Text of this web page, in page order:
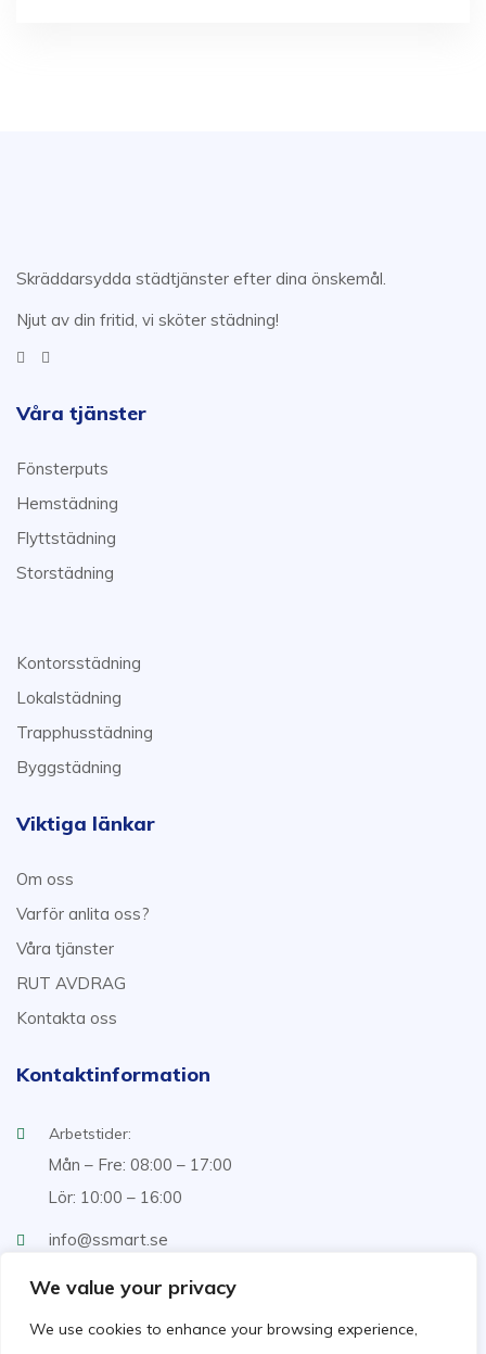
We value your privacy
We use cookies to enhance your browsing experience,
Skräddarsydda städtjänster efter dina önskemål.
Njut av din fritid, vi sköter städning!
Våra tjänster
Fönsterputs
Hemstädning
Flyttstädning
Storstädning
Kontorsstädning
Lokalstädning
Trapphusstädning
Byggstädning
Viktiga länkar
Om oss
Varför anlita oss?
Våra tjänster
RUT AVDRAG
Kontakta oss
Kontaktinformation
Arbetstider:
Mån – Fre: 08:00 – 17:00
Lör: 10:00 – 16:00
info@ssmart.se
+46707322222